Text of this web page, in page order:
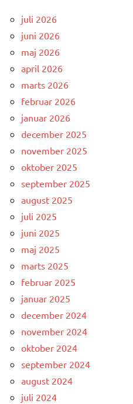
juli 2026
juni 2026
maj 2026
april 2026
marts 2026
februar 2026
januar 2026
december 2025
november 2025
oktober 2025
september 2025
august 2025
juli 2025
juni 2025
maj 2025
marts 2025
februar 2025
januar 2025
december 2024
november 2024
oktober 2024
september 2024
august 2024
juli 2024